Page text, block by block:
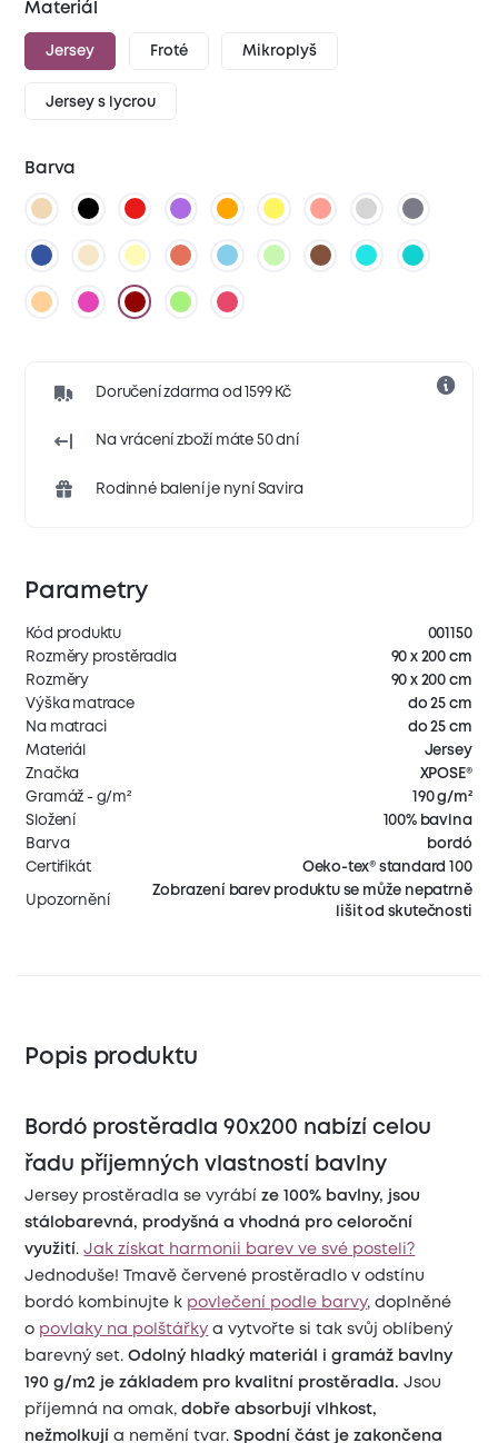
Materiál
Jersey Froté Mikroplyš
Jersey s lycrou
Barva
Doručení zdarma od 1599 Kč
Na vrácení zboží máte 50 dní
Rodinné balení je nyní Savira
Parametry
Kód produktu
001150
Rozměry prostěradla
90 x 200 cm
Rozměry
90 x 200 cm
Výška matrace
do 25 cm
Na matraci
do 25 cm
Materiál
Jersey
Značka
XPOSE®
Gramáž - g/m²
190 g/m²
Složení
100% bavlna
Barva
bordó
Certifikát
Oeko-tex® standard 100
Upozornění
Zobrazení barev produktu se může nepatrně
lišit od skutečnosti
Popis produktu
Bordó prostěradla 90x200 nabízí celou
řadu příjemných vlastností bavlny
Jersey prostěradla se vyrábí
ze 100% bavlny, jsou
stálobarevná, prodyšná a vhodná pro celoroční
využití .Jak získat harmonii barev ve své posteli?
Jednoduše! Tmavě červené prostěradlo v odstínu
bordó kombinujte k povlečení podle barvy, doplněné
o povlaky na polštářky a vytvořte si tak svůj oblíbený
barevný set.Odolný hladký materiál i gramáž bavlny
190 g/m2 je základem pro kvalitní prostěradla. Jsou
příjemná na omak,dobře absorbují vlhkost,
nežmolkují
a nemění tvar.Spodní část je zakončena